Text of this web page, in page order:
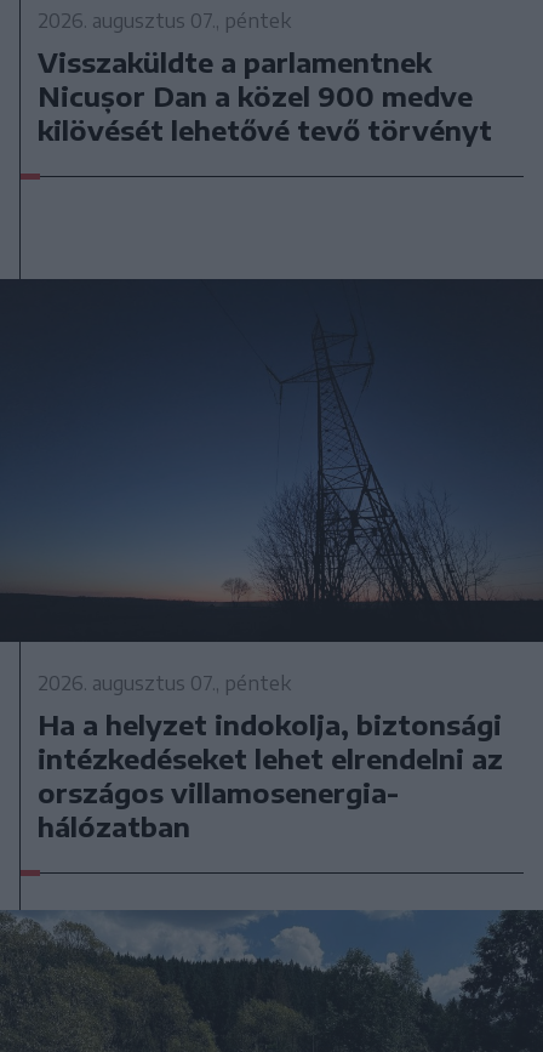
2026. augusztus 07., péntek
Visszaküldte a parlamentnek
Nicușor Dan a közel 900 medve
kilövését lehetővé tevő törvényt
2026. augusztus 07., péntek
Ha a helyzet indokolja, biztonsági
intézkedéseket lehet elrendelni az
országos villamosenergia-
hálózatban